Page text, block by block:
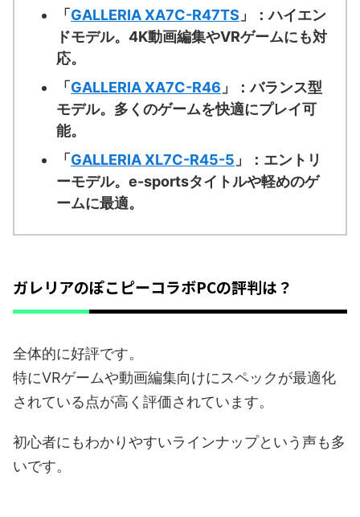
「 GALLERIA XA7C-R47TS 」：ハイエン
ドモデル。4K動画編集やVRゲームにも対
応。
「 GALLERIA XA7C-R46 」：バランス型
モデル。多くのゲームを快適にプレイ可
能。
「 GALLERIA XL7C-R45-5 」：エントリ
ーモデル。e-sportsタイトルや軽めのゲ
ームに最適。
ガレリアのぽこピーコラボPCの評判は？
全体的に好評です。
特にVRゲームや動画編集向けにスペックが最適化
されている点が高く評価されています。
初心者にもわかりやすいラインナップという声も多
いです。